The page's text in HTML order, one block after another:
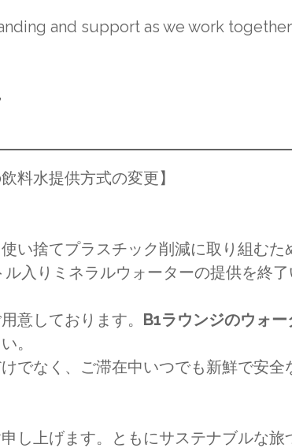
and support as we work
料水提供方式の変更】
い捨てプラスチック削減に取り組むた
入りミネラルウォーターの提供を終了
意しております。 B1ラウンジのウォ
。
でなく、ご滞在中いつでも新鮮で安
し上げます。ともにサステナブルな旅